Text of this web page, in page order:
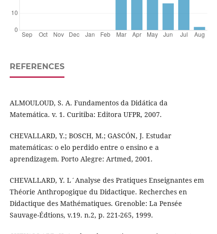
REFERENCES
ALMOULOUD, S. A. Fundamentos da Didática da
Matemática. v. 1. Curitiba: Editora UFPR, 2007.
CHEVALLARD, Y.; BOSCH, M.; GASCÓN, J. Estudar
matemáticas: o elo perdido entre o ensino e a
aprendizagem. Porto Alegre: Artmed, 2001.
CHEVALLARD, Y. L´Analyse des Pratiques Enseignantes em
Théorie Anthropogique du Didactique. Recherches en
Didactique des Mathématiques. Grenoble: La Pensée
Sauvage-Édtions, v.19. n.2, p. 221-265, 1999.